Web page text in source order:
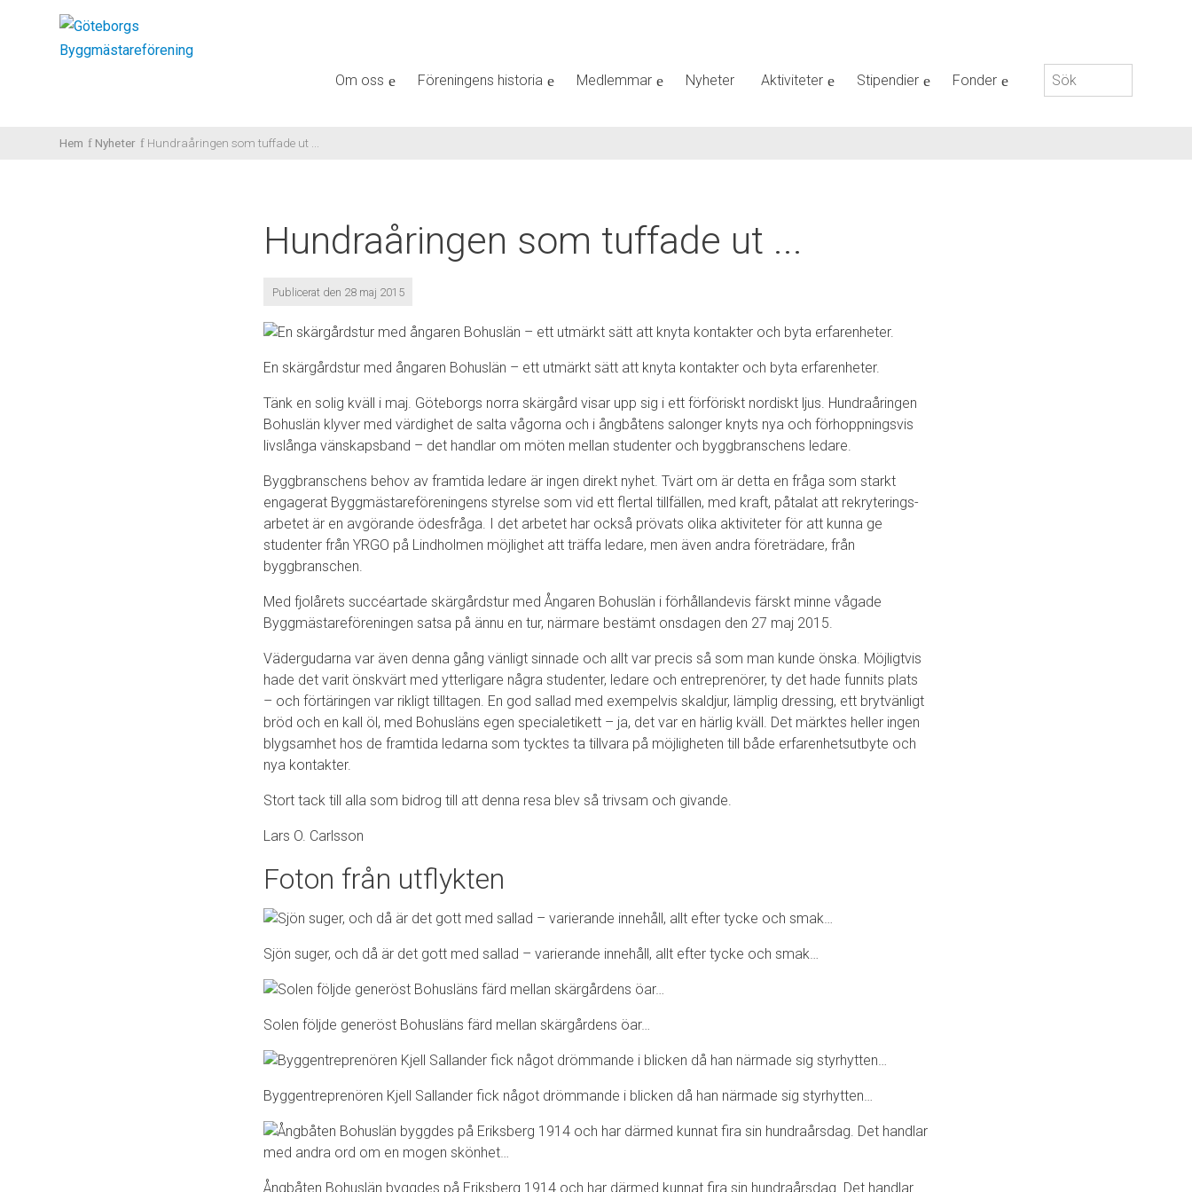
Om oss Föreningens historia Medlemmar Nyheter Aktiviteter Stipendier Fonder
Sök
efter:
Hem Nyheter Hundraåringen som tuffade ut ...
Hundraåringen som tuffade ut ...
Publicerat den 28 maj 2015
En skärgårdstur med ångaren Bohuslän – ett utmärkt sätt att knyta kontakter och byta erfarenheter.
Tänk en solig kväll i maj. Göteborgs norra skärgård visar upp sig i ett förföriskt nordiskt ljus. Hundraåringen
Bohuslän klyver med värdighet de salta vågorna och i ångbåtens salonger knyts nya och förhoppningsvis
livslånga vänskapsband – det handlar om möten mellan studenter och byggbranschens ledare.
Byggbranschens behov av framtida ledare är ingen direkt nyhet. Tvärt om är detta en fråga som starkt
engagerat Byggmästareföreningens styrelse som vid ett flertal tillfällen, med kraft, påtalat att rekryterings­
arbetet är en avgörande ödesfråga. I det arbetet har också prövats olika aktiviteter för att kunna ge
studenter från YRGO på Lindholmen möjlighet att träffa ledare, men även andra företrädare, från
byggbranschen.
Med fjolårets succéartade skärgårdstur med Ångaren Bohuslän i förhållandevis färskt minne vågade
Byggmästareföreningen satsa på ännu en tur, närmare bestämt onsdagen den 27 maj 2015.
Vädergudarna var även denna gång vänligt sinnade och allt var precis så som man kunde önska. Möjligtvis
hade det varit önskvärt med ytterligare några studenter, ledare och entreprenörer, ty det hade funnits plats
– och förtäringen var rikligt tilltagen. En god sallad med exempelvis skaldjur, lämplig dressing, ett brytvänligt
bröd och en kall öl, med Bohusläns egen specialetikett – ja, det var en härlig kväll. Det märktes heller ingen
blygsamhet hos de framtida ledarna som tycktes ta tillvara på möjligheten till både erfarenhetsutbyte och
nya kontakter.
Stort tack till alla som bidrog till att denna resa blev så trivsam och givande.
Lars O. Carlsson
Foton från utflykten
Sjön suger, och då är det gott med sallad – varierande innehåll, allt efter tycke och smak…
Solen följde generöst Bohusläns färd mellan skärgårdens öar…
Byggentreprenören Kjell Sallander fick något drömmande i blicken då han närmade sig styrhytten…
Ångbåten Bohuslän byggdes på Eriksberg 1914 och har därmed kunnat fira sin hundraårsdag. Det handlar